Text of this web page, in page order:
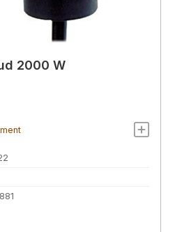
2000 W